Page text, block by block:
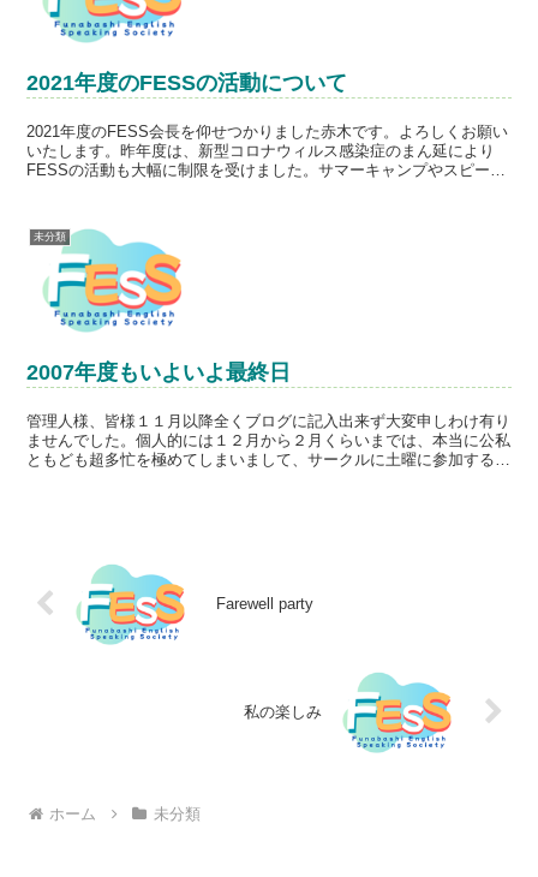
2021年度のFESSの活動について
2021年度のFESS会長を仰せつかりました赤木です。よろしくお願い
いたします。昨年度は、新型コロナウィルス感染症のまん延により
FESSの活動も大幅に制限を受けました。サマーキャンプやスピーチ
未分類
2007年度もいよいよ最終日
管理人様、皆様１１月以降全くブログに記入出来ず大変申しわけ有り
ませんでした。個人的には１２月から２月くらいまでは、本当に公私
ともども超多忙を極めてしまいまして、サークルに土曜に参加するの
Farewell party
私の楽しみ
ホーム 未分類